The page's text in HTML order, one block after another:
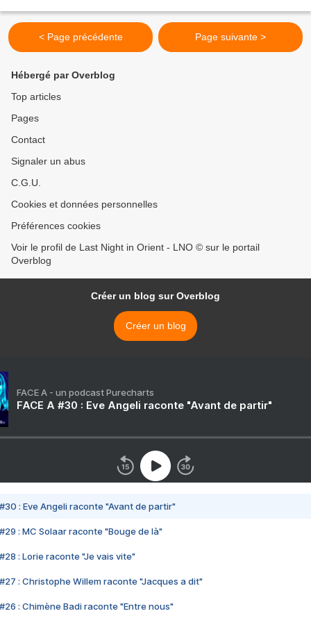
< Page précédente Page suivante >
Hébergé par Overblog
Top articles
Pages
Contact
Signaler un abus
C.G.U.
Cookies et données personnelles
Préférences cookies
Voir le profil de Last Night in Orient - LNO © sur le portail
Overblog
Créer un blog sur Overblog
Créer un blog
FACE A - un podcast Purecharts
FACE A #30 : Eve Angeli raconte "Avant de partir"
#30 : Eve Angeli raconte "Avant de partir"
#29 : MC Solaar raconte "Bouge de là"
#28 : Lorie raconte "Je vais vite"
#27 : Christophe Willem raconte "Jacques a dit"
#26 : Chimène Badi raconte "Entre nous"